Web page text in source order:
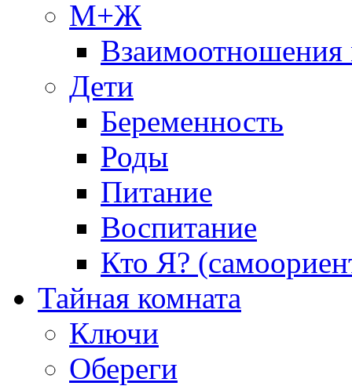
М+Ж
Дети
Беременность
Роды
Питание
Воспитание
Кто Я?
Тайная комната
Ключи
Обереги